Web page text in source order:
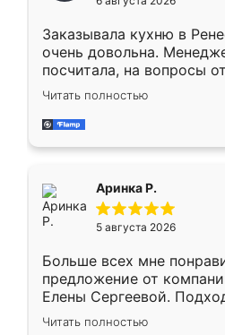
мебели буду заказывать
Заказывала кухню в
очень довольна.
посчитала, на вопросы
Замерщик приехал в
делу со всей
за день, ребята работали
Читать полностью
Аринка Р.
5 августа 2026
Больше всех мне
предложение от
Елены Сергеевой.
короткие сроки
Читать полностью